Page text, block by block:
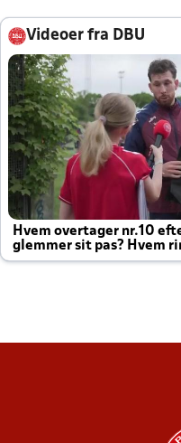
Videoer fra DBU
Hvem overtager nr.10
glemmer sit pas? Hvem
altid til efter kampe?